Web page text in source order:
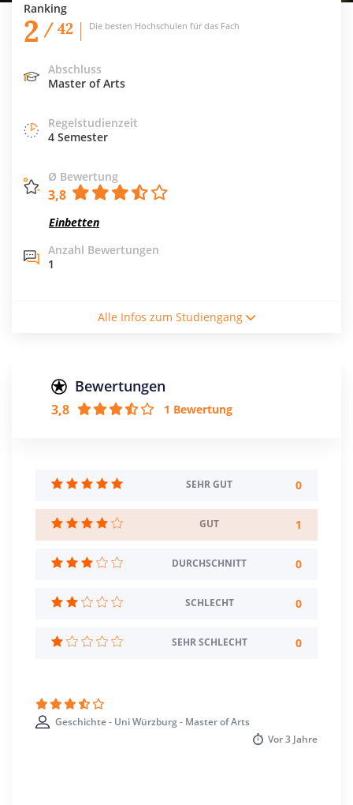
Ranking
2 / 42 Die besten Hochschulen für das Fach
Abschluss
Master of Arts
Regelstudienzeit
4 Semester
Ø Bewertung
3,8
Einbetten
Anzahl Bewertungen
1
Vollzeitstudium
Creditpoints
4 Semester
Sprache
Deutsch
Englisch
Sommer- u. Wintersemester
Standort
Würzburg >> Würzburg
Alle Infos zum Studiengang
Bewertungen
3,8 1 Bewertung
SEHR GUT 0
GUT 1
DURCHSCHNITT 0
SCHLECHT 0
SEHR SCHLECHT 0
Geschichte - Uni Würzburg - Master of Arts
Vor3 Jahre